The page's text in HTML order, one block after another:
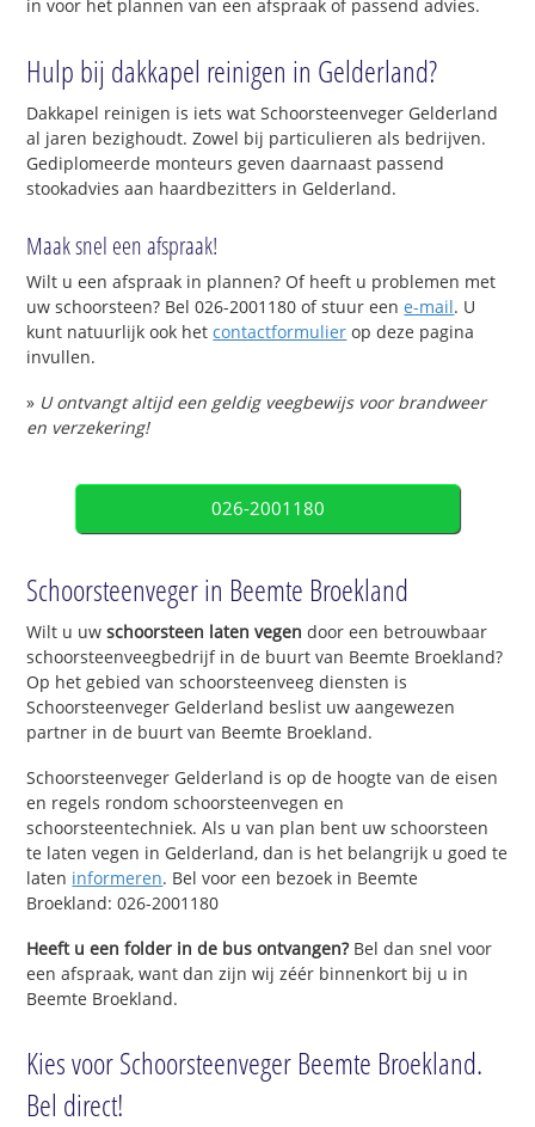
in voor het plannen van een afspraak of passend advies.
Hulp bij dakkapel reinigen in Gelderland?
Dakkapel reinigen is iets wat Schoorsteenveger Gelderland
al jaren bezighoudt. Zowel bij particulieren als bedrijven.
Gediplomeerde monteurs geven daarnaast passend
stookadvies aan haardbezitters in Gelderland.
Maak snel een afspraak!
Wilt u een afspraak in plannen? Of heeft u problemen met
uw schoorsteen? Bel 026-2001180 of stuur eene-mail. U
kunt natuurlijk ook hetcontactformulier op deze pagina
invullen.
» U ontvangt altijd een geldig veegbewijs voor brandweer
en verzekering!
026-2001180
Schoorsteenveger in Beemte Broekland
Wilt u uwschoorsteen laten vegen door een betrouwbaar
schoorsteenveegbedrijf in de buurt van Beemte Broekland?
Op het gebied van schoorsteenveeg diensten is
Schoorsteenveger Gelderland beslist uw aangewezen
partner in de buurt van Beemte Broekland.
Schoorsteenveger Gelderland is op de hoogte van de eisen
en regels rondom schoorsteenvegen en
schoorsteentechniek. Als u van plan bent uw schoorsteen
te laten vegen in Gelderland, dan is het belangrijk u goed te
laten informeren. Bel voor een bezoek in Beemte
Broekland: 026-2001180
Heeft u een folder in de bus ontvangen?Bel dan snel voor
een afspraak, want dan zijn wij zéér binnenkort bij u in
Beemte Broekland.
Kies voor Schoorsteenveger Beemte Broekland.
Bel direct!